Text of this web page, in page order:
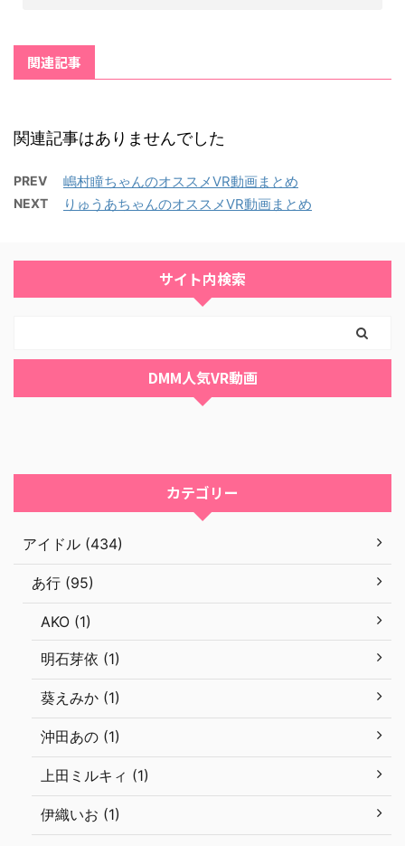
関連記事
関連記事はありませんでした
PREV 嶋村瞳ちゃんのオススメVR動画まとめ
NEXT りゅうあちゃんのオススメVR動画まとめ
サイト内検索
DMM人気VR動画
カテゴリー
アイドル (434)
あ行 (95)
AKO (1)
明石芽依 (1)
葵えみか (1)
沖田あの (1)
上田ミルキィ (1)
伊織いお (1)